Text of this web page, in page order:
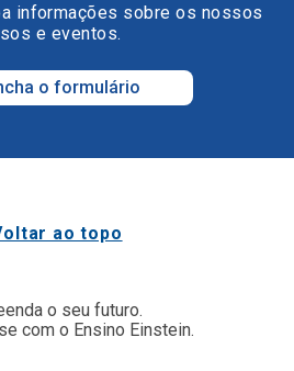
informações sobre os nossos
e eventos.
o formulário
ao topo
o seu futuro.
com o Ensino Einstein.